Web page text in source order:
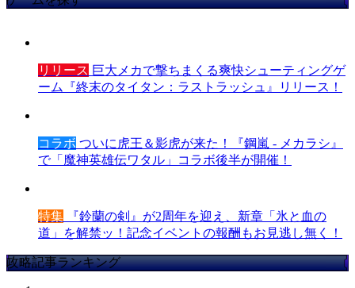
リリース 巨大メカで撃ちまくる爽快シューティングゲ
ーム『終末のタイタン：ラストラッシュ』リリース！
コラボ ついに虎王＆影虎が来た！『鋼嵐 - メカラシ』
で「魔神英雄伝ワタル」コラボ後半が開催！
特集 『鈴蘭の剣』が2周年を迎え、新章「氷と血の
道」を解禁ッ！記念イベントの報酬もお見逃し無く！
攻略記事ランキング